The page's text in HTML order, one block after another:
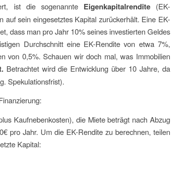
ist die sogenannte Eigenkapitalrendite (EK-
auf sein eingesetztes Kapital zurückerhält. Eine EK-
dass man pro Jahr 10% seines investierten Geldes
Durchschnitt eine EK-Rendite von etwa 7%,
von 0,5%. Schauen wir doch mal, was Immobilien
Betrachtet wird die Entwicklung über 10 Jahre, da
Spekulationsfrist).
Kaufnebenkosten), die Miete beträgt nach Abzug
pro Jahr. Um die EK-Rendite zu berechnen, teilen
Kapital: